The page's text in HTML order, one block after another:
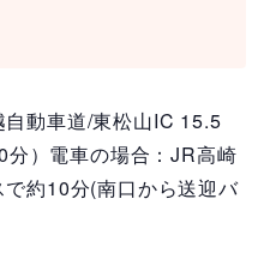
動車道/東松山IC 15.5
）電車の場合：JR高崎
約10分(南口から送迎バ